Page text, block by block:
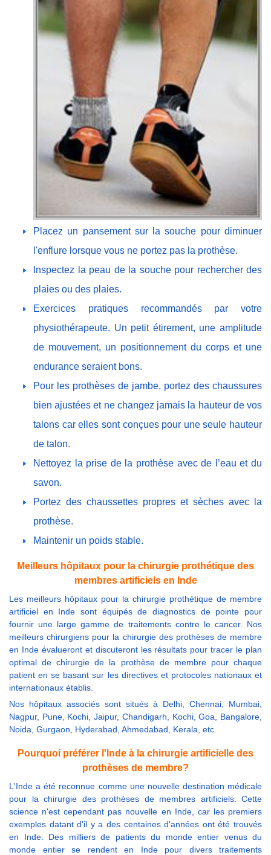
Placez un pansement sur la souche pour diminuer
l'enflure lorsque vous ne portez pas la prothèse.
Inspectez la peau de la souche pour rechercher des
plaies ou des plaies.
Exercices pratiques recommandés par votre
physiothérapeute. Un petit étirement, une amplitude
de mouvement, un positionnement du corps et une
endurance seraient bons.
Pour les prothèses de jambe, portez des chaussures
bien ajustées et ne changez jamais la hauteur de vos
talons car elles sont conçues pour une seule hauteur
de talon.
Nettoyez la prise de la prothèse avec de l’eau et du
savon.
Portez des chaussettes propres et sèches avec la
prothèse.
Maintenir un poids stable.
Meilleurs hôpitaux pour la chirurgie prothétique des
membres artificiels en Inde
Les meilleurs hôpitaux pour la chirurgie prothétique de membre
artificiel en Inde sont équipés de diagnostics de pointe pour
fournir une large gamme de traitements contre le cancer. Nos
meilleurs chirurgiens pour la chirurgie des prothèses de membre
en Inde évalueront et discuteront les résultats pour tracer le plan
optimal de chirurgie de la prothèse de membre pour chaque
patient en se basant sur les directives et protocoles nationaux et
internationaux établis.
Nos hôpitaux associés sont situés à Delhi, Chennai, Mumbai,
Nagpur, Pune, Kochi, Jaipur, Chandigarh, Kochi, Goa, Bangalore,
Noida, Gurgaon, Hyderabad, Ahmedabad, Kerala, etc.
Pourquoi préférer l'Inde à la chirurgie artificielle des
prothèses de membre?
L'Inde a été reconnue comme une nouvelle destination médicale
pour la chirurgie des prothèses de membres artificiels. Cette
science n'est cependant pas nouvelle en Inde, car les premiers
exemples datant d'il y a des centaines d'années ont été trouvés
en Inde. Des milliers de patients du monde entier venus du
monde entier se rendent en Inde pour divers traitements